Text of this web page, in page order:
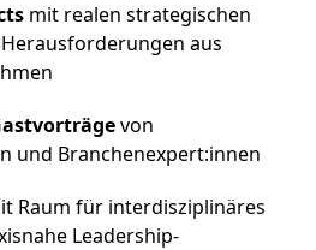
mit realen strategischen
aus
von
und Branchenexpert:innen
Raum für interdisziplinäres
Leadership-